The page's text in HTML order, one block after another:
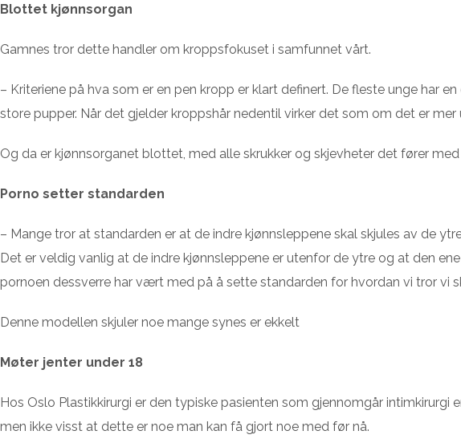
Blottet kjønnsorgan
Gamnes tror dette handler om kroppsfokuset i samfunnet vårt.
– Kriteriene på hva som er en pen kropp er klart definert. De fleste unge har
store pupper. Når det gjelder kroppshår nedentil virker det som om det er
Og da er kjønnsorganet blottet, med alle skrukker og skjevheter det fører med
Porno setter standarden
– Mange tror at standarden er at de indre kjønnsleppene skal skjules av de
Det er veldig vanlig at de indre kjønnsleppene er utenfor de ytre og at den
pornoen dessverre har vært med på å sette standarden for hvordan vi tror vi
Denne modellen skjuler noe mange synes er ekkelt
Møter jenter under 18
Hos Oslo Plastikkirurgi er den typiske pasienten som gjennomgår
men ikke visst at dette er noe man kan få gjort noe med før nå.